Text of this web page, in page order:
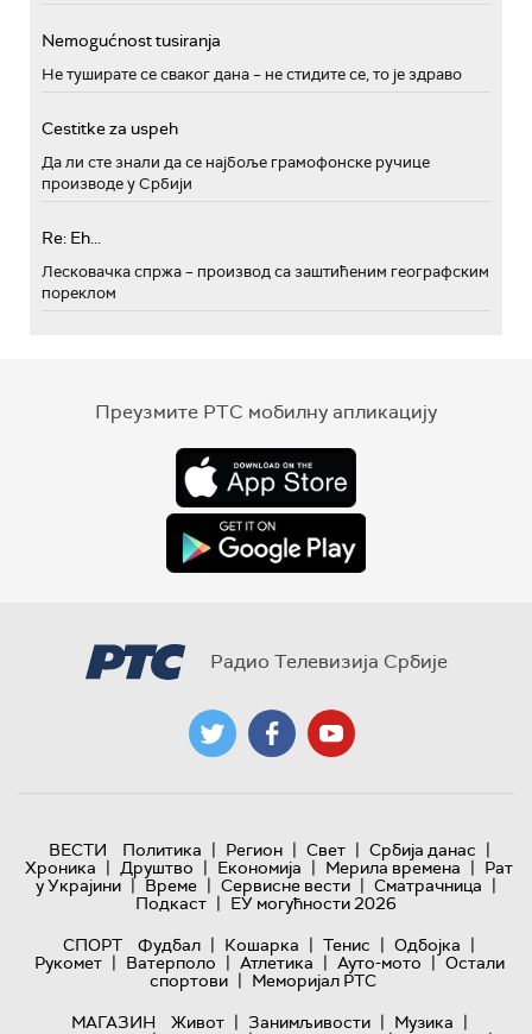
Nemogućnost tusiranja
Не туширате се сваког дана – не стидите се, то је здраво
Cestitke za uspeh
Да ли сте знали да се најбоље грамофонске ручице
производе у Србији
Re: Eh...
Лесковачка спржа – производ са заштићеним географским
пореклом
Преузмите РТС мобилну апликацију
Радио Телевизија Србије
ВЕСТИ Политика | Регион | Свет | Србија данас |
Хроника | Друштво | Економија | Мерила времена | Рат
у Украјини | Време | Сервисне вести | Сматрачница |
Подкаст | ЕУ могућности 2026
СПОРТ
Фудбал | Кошарка | Тенис | Одбојка |
Рукомет | Ватерполо | Атлетика | Ауто-мото | Остали
спортови | Меморијал РТС
МАГАЗИН
Живот | Занимљивости | Музика |